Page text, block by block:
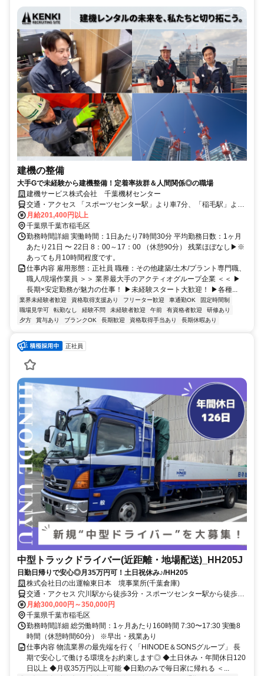
建機の整備
大手Gで未経験から建機整備！定着率抜群＆人間関係◎の職場
建機サービス株式会社 千葉機材センター
交通・アクセス 「スポーツセンター駅」より車7分、「稲毛駅」より
車18分 ★車通勤OK（千葉北ICより車3～5分）※駐車場あり
月給201,400円以上
千葉県千葉市稲毛区
勤務時間詳細 実働時間：1日あたり7時間30分 平均勤務日数：1ヶ月
あたり21日 〜 22日 8：00～17：00 （休憩90分） 残業ほぼなし▶※
あっても月10時間程度です。
仕事内容 雇用形態：正社員 職種：その他建築/土木/プラント専門職、
職人/現場作業員 ＞＞ 業界最大手のアクティオグループ企業 ＜＜ ▶
長期×安定勤務が魅力の仕事！ ▶未経験スタート大歓迎！ ▶各種...
業界未経験者歓迎 資格取得支援あり フリーター歓迎 車通勤OK
固定時間制
職場見学可
転勤なし 経験不問 未経験者歓迎 午前 有資格者歓迎
研修あり
夕方
賞与あり ブランクOK 長期歓迎 資格取得手当あり 長期休暇あり
正社員
中型トラックドライバー(近距離・地場配送)_HH205J
日勤日帰りで安心◎月35万円可！土日祝休み♪/HH205
株式会社日の出運輸東日本 境事業所(千葉倉庫)
交通・アクセス 穴川駅から徒歩3分・スポーツセンター駅から徒歩16
分
月給300,000円～350,000円
千葉県千葉市稲毛区
勤務時間詳細 総労働時間：1ヶ月あたり160時間 7:30〜17:30 実働8
時間（休憩時間60分） ※早出・残業あり
仕事内容 物流業界の最先端を行く「HINODE＆SONSグループ」 長
期で安心して働ける環境をお約束します◎ ◆土日休み・年間休日120
日以上 ◆月収35万円以上可能 ◆日勤のみで毎日家に帰れる ＜...